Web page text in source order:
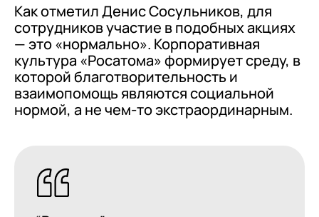
Как отметил Денис Сосульников, для
сотрудников участие в подобных акциях
— это «нормально». Корпоративная
культура «Росатома» формирует среду, в
которой благотворительность и
взаимопомощь являются социальной
нормой, а не чем-то экстраординарным.